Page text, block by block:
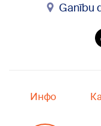
Ganību
Инфо